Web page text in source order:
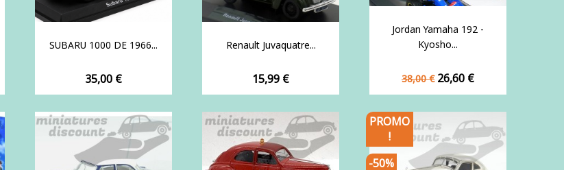
SUBARU 1000 DE 1966...
Prix
35,00 €
Renault Juvaquatre...
Prix
15,99 €
Jordan Yamaha 192 -
Kyosho...
Prix
de
38,00 € Prix
26,60 €
PROMO
!
-50%